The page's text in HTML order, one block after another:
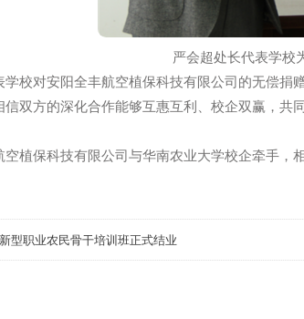
表学校对安阳全丰航空植保科技有限公司